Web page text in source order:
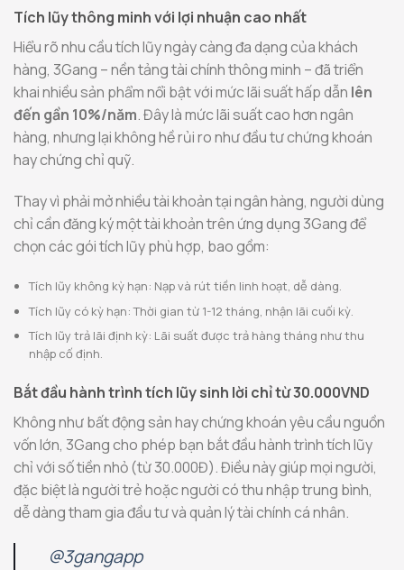
Tích lũy thông minh với lợi nhuận cao nhất
Hiểu rõ nhu cầu tích lũy ngày càng đa dạng của khách
hàng, 3Gang – nền tảng tài chính thông minh – đã triển
khai nhiều sản phẩm nổi bật với mức lãi suất hấp dẫn lên
đến gần 10%/năm. Đây là mức lãi suất cao hơn ngân
hàng, nhưng lại không hề rủi ro như đầu tư chứng khoán
hay chứng chỉ quỹ.
Thay vì phải mở nhiều tài khoản tại ngân hàng, người dùng
chỉ cần đăng ký một tài khoản trên ứng dụng 3Gang để
chọn các gói tích lũy phù hợp, bao gồm:
Tích lũy không kỳ hạn: Nạp và rút tiền linh hoạt, dễ dàng.
Tích lũy có kỳ hạn: Thời gian từ 1-12 tháng, nhận lãi cuối kỳ.
Tích lũy trả lãi định kỳ: Lãi suất được trả hàng tháng như thu
nhập cố định.
Bắt đầu hành trình tích lũy sinh lời chỉ từ 30.000VND
Không như bất động sản hay chứng khoán yêu cầu nguồn
vốn lớn, 3Gang cho phép bạn bắt đầu hành trình tích lũy
chỉ với số tiền nhỏ (từ 30.000Đ). Điều này giúp mọi người,
đặc biệt là người trẻ hoặc người có thu nhập trung bình,
dễ dàng tham gia đầu tư và quản lý tài chính cá nhân.
@3gangapp